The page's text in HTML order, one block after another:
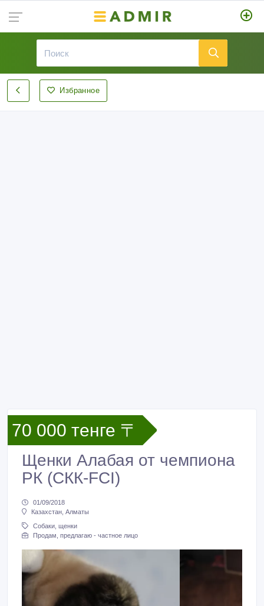
Избранное
70 000 тенге 〒
Щенки Алабая от чемпиона
РК (СКК-FCI)
01/09/2018
Казахстан, Алматы
Собаки, щенки
Продам, предлагаю - частное лицо